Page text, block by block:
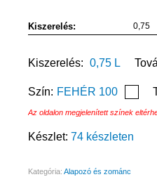
Kiszerelés: 0,75
Kiszerelés: 0,75 L
Szín: FEHÉR 100
Az oldalon megjelenített színek
Készlet:74 készleten
Kategória:Alapozó és zománc